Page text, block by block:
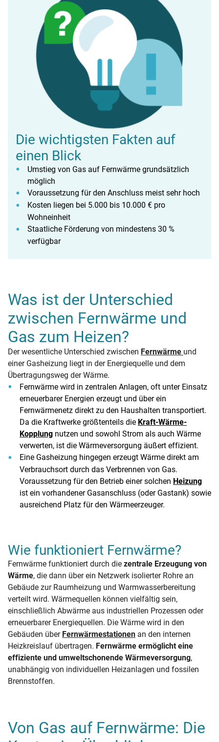
Die wichtigsten Fakten auf
einen Blick
Umstieg von Gas auf Fernwärme grundsätzlich
möglich
Voraussetzung für den Anschluss meist sehr hoch
Kosten liegen bei 5.000 bis 10.000 € pro
Wohneinheit
Staatliche Förderung von mindestens 30 %
verfügbar
Was ist der Unterschied
zwischen Fernwärme und
Gas zum Heizen?
Der wesentliche Unterschied zwischen Fernwärme und
einer Gasheizung liegt in der Energiequelle und dem
Übertragungsweg der Wärme.
Fernwärme wird in zentralen Anlagen, oft unter Einsatz
erneuerbarer Energien erzeugt und über ein
Fernwärmenetz direkt zu den Haushalten transportiert.
Da die Kraftwerke größtenteils die Kraft-Wärme-
Kopplung nutzen und sowohl Strom als auch Wärme
verwerten, ist die Wärmeversorgung äußert effizient.
Eine Gasheizung hingegen erzeugt Wärme direkt am
Verbrauchsort durch das Verbrennen von Gas.
Voraussetzung für den Betrieb einer solchen Heizung
ist ein vorhandener Gasanschluss (oder Gastank) sowie
ausreichend Platz für den Wärmeerzeuger.
Wie funktioniert Fernwärme?
Fernwärme funktioniert durch die zentrale Erzeugung von
Wärme, die dann über ein Netzwerk isolierter Rohre an
Gebäude zur Raumheizung und Warmwasserbereitung
verteilt wird. Wärmequellen können vielfältig sein,
einschließlich Abwärme aus industriellen Prozessen oder
erneuerbarer Energiequellen. Die Wärme wird in den
Gebäuden über Fernwärmestationen an den internen
Heizkreislauf übertragen. Fernwärme ermöglicht eine
effiziente und umweltschonende Wärmeversorgung,
unabhängig von individuellen Heizanlagen und fossilen
Brennstoffen.
Von Gas auf Fernwärme: Die